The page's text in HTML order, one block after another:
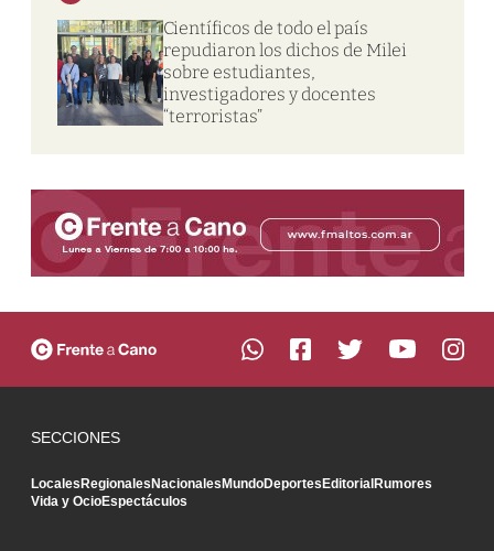
Científicos de todo el país
repudiaron los dichos de Milei
sobre estudiantes,
investigadores y docentes
“terroristas”
SECCIONES
LocalesRegionalesNacionalesMundoDeportesEditorialRumores
Vida y OcioEspectáculos